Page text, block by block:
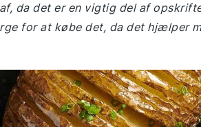
da det er en vigtig del af
for at købe det, da det hjælper